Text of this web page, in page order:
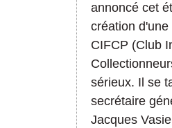
annoncé cet
création
CIFCP (Club
sérieux. Il se
secrétaire
Jacques